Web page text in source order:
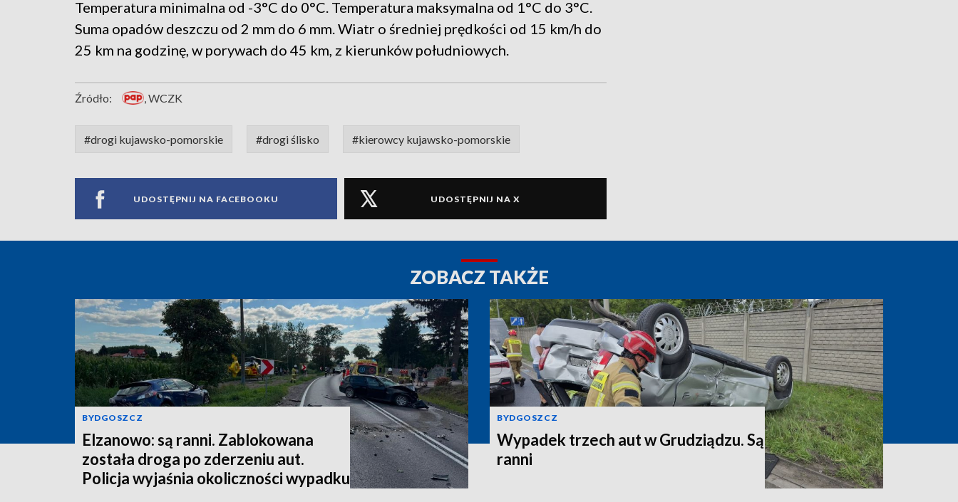
Temperatura minimalna od -3°C do 0°C. Temperatura maksymalna od 1°C do 3°C.
Suma opadów deszczu od 2 mm do 6 mm. Wiatr o średniej prędkości od 15 km/h do
25 km na godzinę, w porywach do 45 km, z kierunków południowych.
Źródło: , WCZK
#drogi kujawsko-pomorskie #drogi ślisko #kierowcy kujawsko-pomorskie
UDOSTĘPNIJ NA FACEBOOKU UDOSTĘPNIJ NA X
ZOBACZ TAKŻE
BYDGOSZCZ
Elzanowo: są ranni. Zablokowana
została droga po zderzeniu aut.
Policja wyjaśnia okoliczności wypadku
BYDGOSZCZ
Wypadek trzech aut w Grudziądzu. Są
ranni